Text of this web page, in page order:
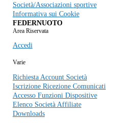
Società/Associazioni sportive
Informativa sui Cookie
FEDERNUOTO
Area Riservata
Accedi
Varie
Richiesta Account Società
Iscrizione Ricezione Comunicati
Accesso Funzioni Dispositive
Elenco Società Affiliate
Downloads